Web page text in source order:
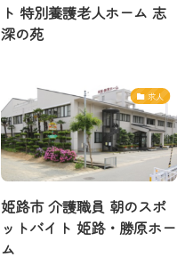
ト 特別養護老人ホーム 志
深の苑
求人
姫路市 介護職員 朝のスポ
ットバイト 姫路・勝原ホー
ム